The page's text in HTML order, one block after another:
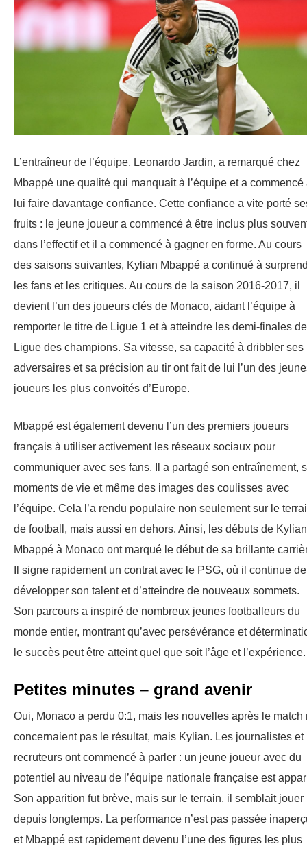
L’entraîneur de l’équipe, Leonardo Jardin, a remarqué chez
Mbappé une qualité qui manquait à l’équipe et a commencé
lui faire davantage confiance. Cette confiance a vite porté
fruits : le jeune joueur a commencé à être inclus plus
dans l’effectif et il a commencé à gagner en forme. Au cours
des saisons suivantes, Kylian Mbappé a continué à
les fans et les critiques. Au cours de la saison 2016-2017, il
devient l’un des joueurs clés de Monaco, aidant l’équipe à
remporter le titre de Ligue 1 et à atteindre les demi-finales
Ligue des champions. Sa vitesse, sa capacité à dribbler ses
adversaires et sa précision au tir ont fait de lui l’un des
joueurs les plus convoités d’Europe.
Mbappé est également devenu l’un des premiers joueurs
français à utiliser activement les réseaux sociaux pour
communiquer avec ses fans. Il a partagé son entraînement,
moments de vie et même des images des coulisses avec
l’équipe. Cela l’a rendu populaire non seulement sur le
de football, mais aussi en dehors. Ainsi, les débuts de Kylian
Mbappé à Monaco ont marqué le début de sa brillante
Il signe rapidement un contrat avec le PSG, où il continue de
développer son talent et d’atteindre de nouveaux sommets.
Son parcours a inspiré de nombreux jeunes footballeurs du
monde entier, montrant qu’avec persévérance et
le succès peut être atteint quel que soit l’âge et l’expérience.
Petites minutes – grand avenir
Oui, Monaco a perdu 0:1, mais les nouvelles après le match
concernaient pas le résultat, mais Kylian. Les journalistes et
recruteurs ont commencé à parler : un jeune joueur avec du
potentiel au niveau de l’équipe nationale française est
Son apparition fut brève, mais sur le terrain, il semblait jouer
depuis longtemps. La performance n’est pas passée
et Mbappé est rapidement devenu l’une des figures les plus